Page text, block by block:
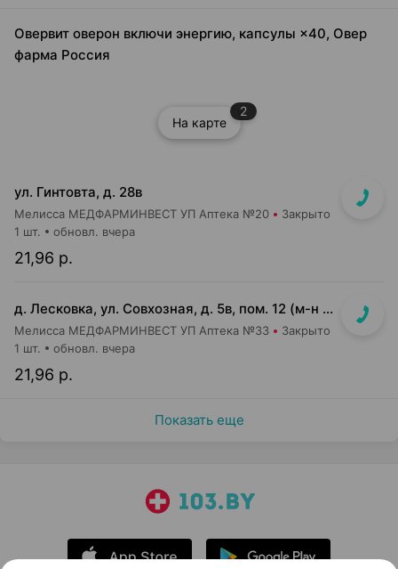
Овервит оверон включи энергию, капсулы ×40, Овер
фарма Россия
На карте
2
ул. Гинтовта, д. 28в
Мелисса МЕДФАРМИНВЕСТ УП Аптека №20 Закрыто
21,96 р.
1 шт. обновл. вчера
д. Лесковка, ул. Совхозная, д. 5в, пом. 12 (м-н Соседи)
Мелисса МЕДФАРМИНВЕСТ УП Аптека №33 Закрыто
21,96 р.
1 шт. обновл. вчера
Показать еще